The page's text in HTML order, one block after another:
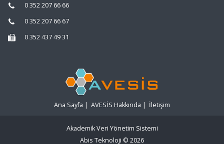
0 352 207 66 66
0 352 207 66 67
0 352 437 49 31
Ana Sayfa | AVESİS Hakkında | İletişim
Akademik Veri Yönetim Sistemi
Abis Teknoloji © 2026